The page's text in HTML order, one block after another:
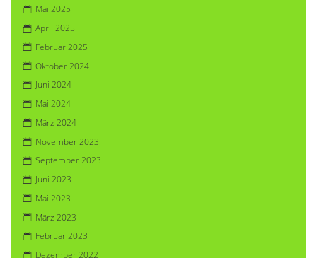
Mai 2025
April 2025
Februar 2025
Oktober 2024
Juni 2024
Mai 2024
März 2024
November 2023
September 2023
Juni 2023
Mai 2023
März 2023
Februar 2023
Dezember 2022